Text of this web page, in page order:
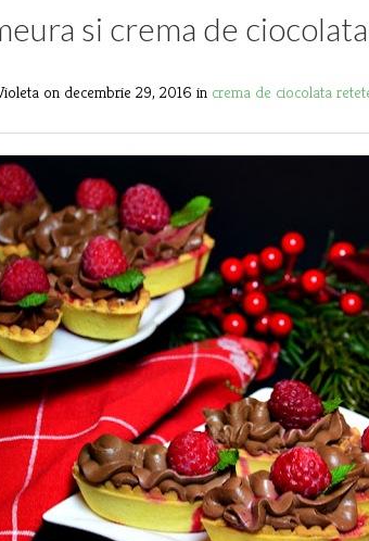
si crema de ciocolata
on decembrie 29, 2016 in crema de ciocolata